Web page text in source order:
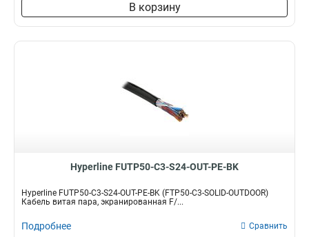
В корзину
Hyperline FUTP50-C3-S24-OUT-PE-BK
Hyperline FUTP50-C3-S24-OUT-PE-BK (FTP50-C3-SOLID-OUTDOOR)
Кабель витая пара, экранированная F/...
Подробнее Сравнить